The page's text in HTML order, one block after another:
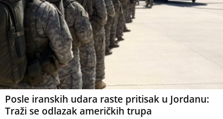
Posle iranskih udara raste pritisak u Jordanu:
Traži se odlazak američkih trupa